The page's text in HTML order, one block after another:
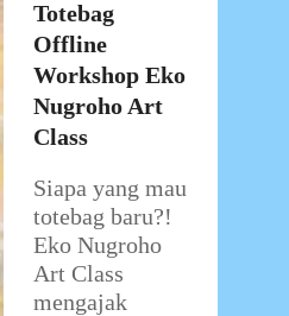
2020Totebag
Offline
Workshop Eko
Nugroho Art
Class
Siapa yang mau
totebag baru?!
Eko Nugroho
Art Class
mengajak